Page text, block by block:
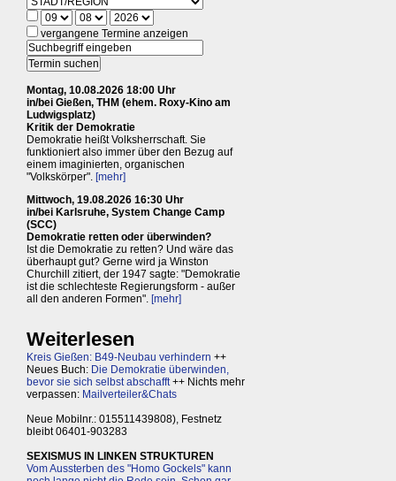
vergangene Termine anzeigen
Montag, 10.08.2026 18:00 Uhr
in/bei Gießen, THM (ehem. Roxy-Kino am
Ludwigsplatz)
Kritik der Demokratie
Demokratie heißt Volksherrschaft. Sie
funktioniert also immer über den Bezug auf
einem imaginierten, organischen
"Volkskörper". [mehr]
Mittwoch, 19.08.2026 16:30 Uhr
in/bei Karlsruhe, System Change Camp
(SCC)
Demokratie retten oder überwinden?
Ist die Demokratie zu retten? Und wäre das
überhaupt gut? Gerne wird ja Winston
Churchill zitiert, der 1947 sagte: "Demokratie
ist die schlechteste Regierungsform - außer
all den anderen Formen". [mehr]
Weiterlesen
Kreis Gießen: B49-Neubau verhindern ++
Neues Buch: Die Demokratie überwinden,
bevor sie sich selbst abschafft++ Nichts mehr
verpassen: Mailverteiler&Chats
Neue Mobilnr.: 015511439808), Festnetz
bleibt 06401-903283
SEXISMUS IN LINKEN STRUKTUREN
Vom Aussterben des "Homo Gockels" kann